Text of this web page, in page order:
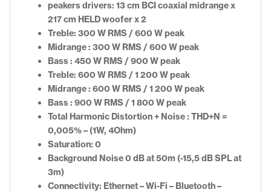
peakers drivers: 13 cm BCI coaxial midrange x
217 cm HELD woofer x 2
Treble: 300 W RMS / 600 W peak
Midrange : 300 W RMS / 600 W peak
Bass : 450 W RMS / 900 W peak
Treble: 600 W RMS / 1 200 W peak
Midrange : 600 W RMS / 1 200 W peak
Bass : 900 W RMS / 1 800 W peak
Total Harmonic Distortion + Noise : THD+N =
0,005% – (1W, 4Ohm)
Saturation: 0
Background Noise 0 dB at 50m (-15,5 dB SPL at
3m)
Connectivity: Ethernet – Wi-Fi – Bluetooth –